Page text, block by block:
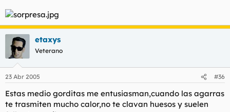
etaxys
Veterano
23 Abr 2005 #36
Estas medio gorditas me entusiasman,cuando las agarras
te trasmiten mucho calor,no te clavan huesos y suelen